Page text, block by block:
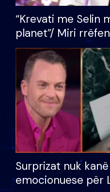
“Krevati me Selin
planet”/ Miri
bukura në
mungojë zilja e
Surprizat nuk
emocionuese për